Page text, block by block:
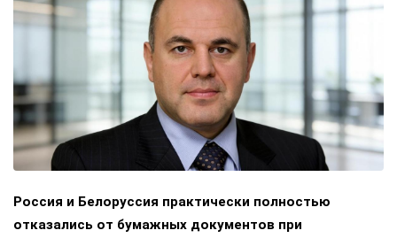
Россия и Белоруссия практически полностью
отказались от бумажных документов при